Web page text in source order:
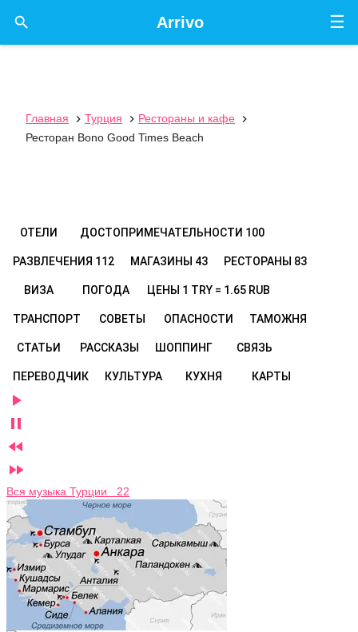
☰
Arrivo

Главная  Турция  Рестораны и кафе

Ресторан Bono Good Times Beach
ОТЕЛИ ДОСТОПРИМЕЧАТЕЛЬНОСТИ 100
РАЗВЛЕЧЕНИЯ 112 МАГАЗИНЫ 43 РЕСТОРАНЫ 83
ВИЗА ПОГОДА ЦЕНЫ 1 TRY = 1.65 RUB
ТРАНСПОРТ СОВЕТЫ ОПАСНОСТИ ТАМОЖНЯ
СТАТЬИ РАССКАЗЫ ШОППИНГ СВЯЗЬ
ПЕРЕВОДЧИК КУЛЬТУРА КУХНЯ КАРТЫ




Вся музыка Турции 22